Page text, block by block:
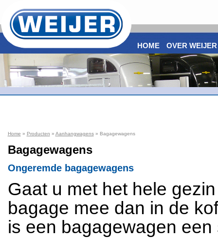
Home » Producten » Aanhangwagens» Bagagewagens
Bagagewagens
Ongeremde bagagewagens
Gaat u met het hele
bagage mee dan in de
is een bagagewagen
HOME OVER WEIJER